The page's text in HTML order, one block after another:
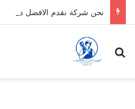
نحن شركة نقدم الافضل دائماً
بحث عن